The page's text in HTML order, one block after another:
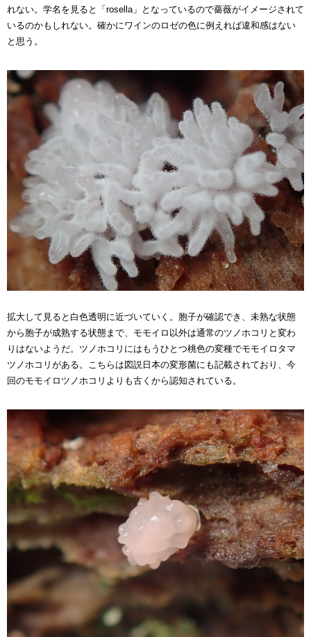
れない。 学名を見ると「 rosella」となっているので薔薇がイメージされて
いるのかもしれない。確かにワインのロゼの色に例えれば違和感はない
と思う。
拡大して見ると白色透明に近づいていく。胞子が確認でき、未熟な状態
から胞子が成熟する状態まで、 モモイロ 以外は通常のツノホコリと変わ
りはないようだ。ツノホコリにはもうひとつ桃色の変種でモモイロタマ
ツノホコリがある。こちらは図説日本の変形菌にも記載されており、 今
回のモモイロツノホコリよりも古くから認知されている。